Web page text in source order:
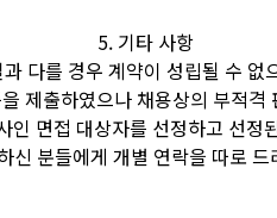
5. 기타 사항
다를 경우 계약이 성립될 수 없
제출하였으나 채용상의 부적
면접 대상자를 선정하고 선정
신 분들에게 개별 연락을 따로